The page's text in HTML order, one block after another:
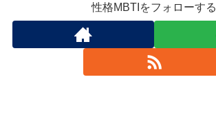
性格MBTIをフォローする